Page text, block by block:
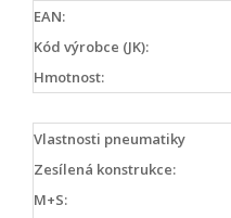
EAN:
Kód výrobce (JK):
Hmotnost:
Vlastnosti pneumatiky
Zesílená konstrukce:
M+S: